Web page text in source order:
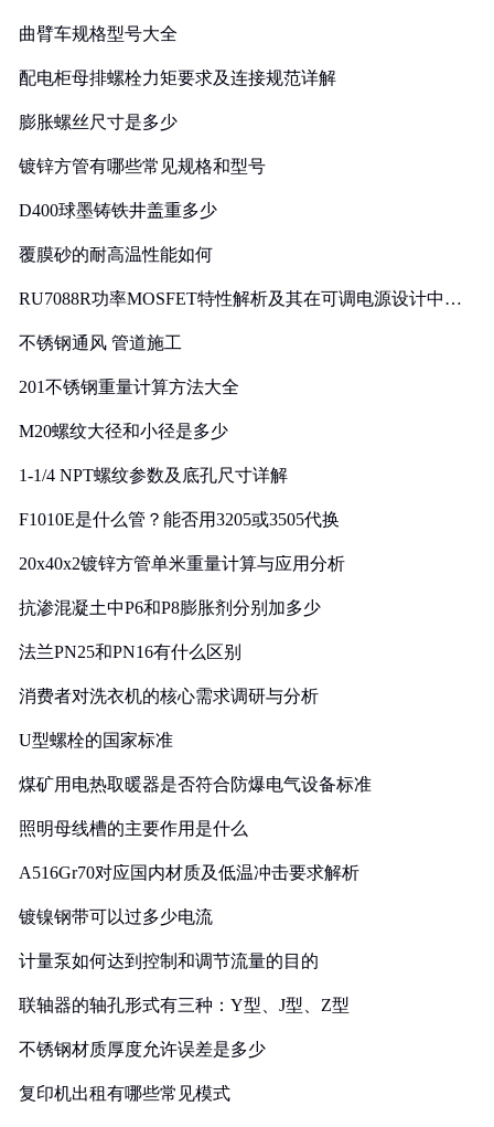
曲臂车规格型号大全
配电柜母排螺栓力矩要求及连接规范详解
膨胀螺丝尺寸是多少
镀锌方管有哪些常见规格和型号
D400球墨铸铁井盖重多少
覆膜砂的耐高温性能如何
RU7088R功率MOSFET特性解析及其在可调电源设计中的
不锈钢通风 管道施工
201不锈钢重量计算方法大全
M20螺纹大径和小径是多少
1-1/4 NPT螺纹参数及底孔尺寸详解
F1010E是什么管？能否用3205或3505代换
20x40x2镀锌方管单米重量计算与应用分析
抗渗混凝土中P6和P8膨胀剂分别加多少
法兰PN25和PN16有什么区别
消费者对洗衣机的核心需求调研与分析
U型螺栓的国家标准
煤矿用电热取暖器是否符合防爆电气设备标准
照明母线槽的主要作用是什么
A516Gr70对应国内材质及低温冲击要求解析
镀镍钢带可以过多少电流
计量泵如何达到控制和调节流量的目的
联轴器的轴孔形式有三种：Y型、J型、Z型
不锈钢材质厚度允许误差是多少
复印机出租有哪些常见模式